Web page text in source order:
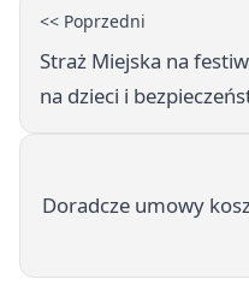
<< Poprzedni
Straż Miejska na
na dzieci i
Doradcze umowy